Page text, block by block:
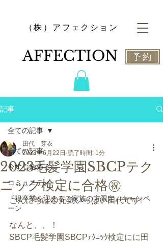
​（株）アフェクション
​AFFECTION 予約
記事
全ての記事
今すぐ始める
コミュニティ
『祝卒業を迎えるご家族の方限定』キャンペ
ーン
全ての記事
2023毛髪学園SBCPテク
ニック検定に合格㊗️
田代 芽衣
2023年6月22日 読了時間: 1分
こんにちは😊元気いっぱい田代です❕
なんと、、！
SBCP毛髪学園SBCPﾃｸﾆｯｸ検定にに田